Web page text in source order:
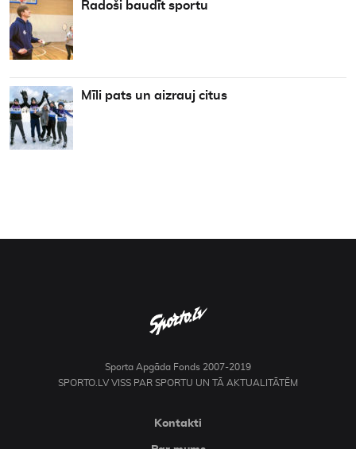
Radoši baudīt sportu
Mīli pats un aizrauj citus
Sporta Apgāda Fonds 2007-2019
SPORTO.LV VISS PAR SPORTU UN TĀ AKTUALITĀTĒM
Kontakti